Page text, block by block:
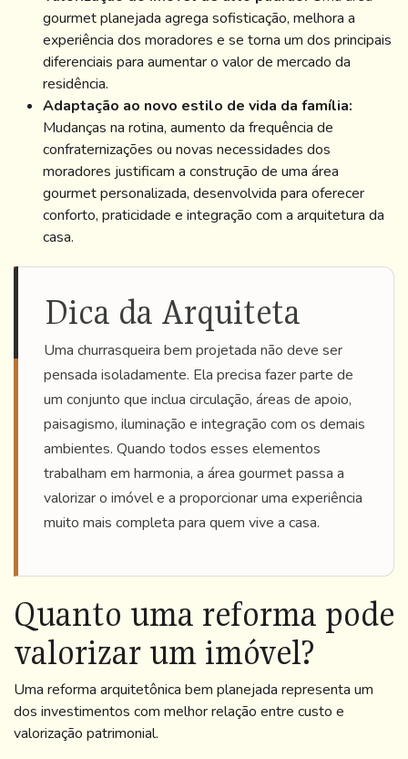
gourmet planejada agrega sofisticação, melhora a
experiência dos moradores e se torna um dos principais
diferenciais para aumentar o valor de mercado da
residência.
Adaptação ao novo estilo de vida da família:
Mudanças na rotina, aumento da frequência de
confraternizações ou novas necessidades dos
moradores justificam a construção de uma área
gourmet personalizada, desenvolvida para oferecer
conforto, praticidade e integração com a arquitetura da
casa.
Dica da Arquiteta
Uma churrasqueira bem projetada não deve ser
pensada isoladamente. Ela precisa fazer parte de
um conjunto que inclua circulação, áreas de apoio,
paisagismo, iluminação e integração com os demais
ambientes. Quando todos esses elementos
trabalham em harmonia, a área gourmet passa a
valorizar o imóvel e a proporcionar uma experiência
muito mais completa para quem vive a casa.
Quanto uma reforma pode
valorizar um imóvel?
Uma reforma arquitetônica bem planejada representa um
dos investimentos com melhor relação entre custo e
valorização patrimonial.